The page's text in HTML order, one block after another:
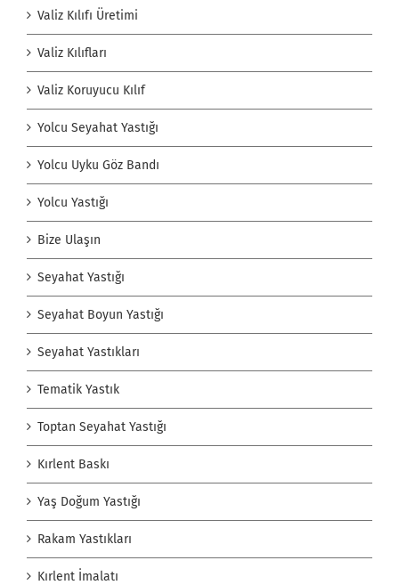
Valiz Kılıfı Üretimi
Valiz Kılıfları
Valiz Koruyucu Kılıf
Yolcu Seyahat Yastığı
Yolcu Uyku Göz Bandı
Yolcu Yastığı
Bize Ulaşın
Seyahat Yastığı
Seyahat Boyun Yastığı
Seyahat Yastıkları
Tematik Yastık
Toptan Seyahat Yastığı
Kırlent Baskı
Yaş Doğum Yastığı
Rakam Yastıkları
Kırlent İmalatı